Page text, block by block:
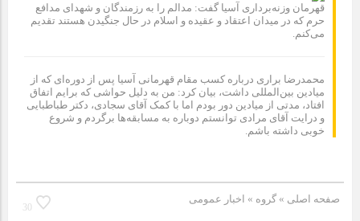
شرکت زامیاد
مراسم بزرگداشت سالروز آزادسازی خرمشهر در شرکت پارس خودرو
برگزار شد
مراسم گرامیداشت سالروز آزادسازی خرمشهر در نمازخانه فاطمیه
مگاموتور
قهرمان وزنه‌برداری آسیا گفت: مدالم را به رزمندگان و شهدای مدافع
حرم که در میدان اعتقاد و عقیده و اسلام در حال جنگیدن هستند تقدیم
می‌کنم.
محمدرضا براری درباره کسب مقام قهرمانی آسیا پس از دوره‌ای که از
میادین بین‌المللی داشت، بیان کرد: من به دلیل حواشی که برایم اتفاق
افتاد، مدتی از میادین دور بودم اما با کمک آقای سجادی، دکتر طباطبایی
و درایت آقای مرادی توانستم دوباره به مسابقه‌ها برگردم و شروع
خوبی داشته باشم.
صفحه اصلی » گروه » اخبار عمومی
30